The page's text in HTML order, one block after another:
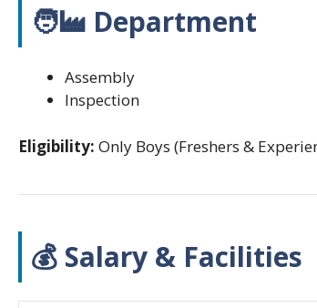
🧑‍🏭 Department
Assembly
Inspection
Eligibility: Only Boys (Freshers &
💰 Salary & Facilities